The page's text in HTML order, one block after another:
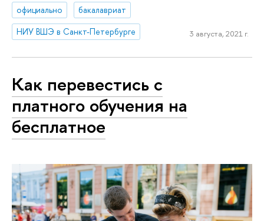
официально
бакалавриат
НИУ ВШЭ в Санкт-Петербурге
3 августа, 2021 г.
Как перевестись с
платного обучения на
бесплатное